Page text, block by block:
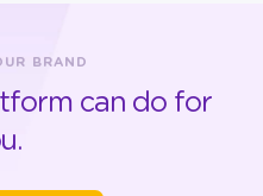
BRAND
can do for